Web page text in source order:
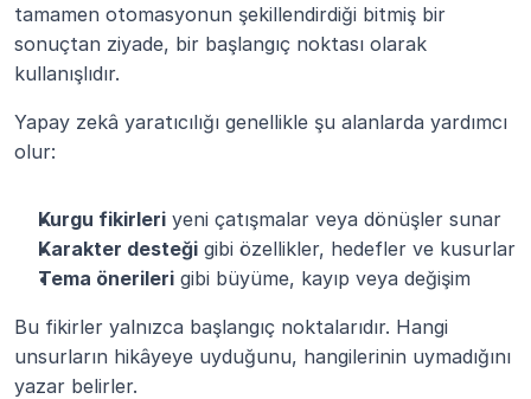
tamamen otomasyonun şekillendirdiği bitmiş bir
sonuçtan ziyade, bir başlangıç noktası olarak
kullanışlıdır.
Yapay zekâ yaratıcılığı genellikle şu alanlarda yardımcı
olur:
Kurgu fikirleri yeni çatışmalar veya dönüşler sunar
Karakter desteği gibi özellikler, hedefler ve kusurlar
Tema önerileri gibi büyüme, kayıp veya değişim
Bu fikirler yalnızca başlangıç noktalarıdır. Hangi
unsurların hikâyeye uyduğunu, hangilerinin uymadığını
yazar belirler.